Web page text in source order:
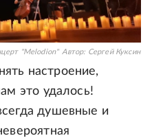
"Melodion" Автор: Сергей Куксин
настроение,
это удалось!
душевные и